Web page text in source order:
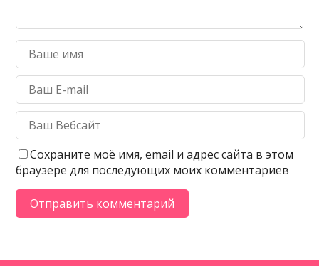
Сохраните моё имя, email и адрес сайта в этом
браузере для последующих моих комментариев